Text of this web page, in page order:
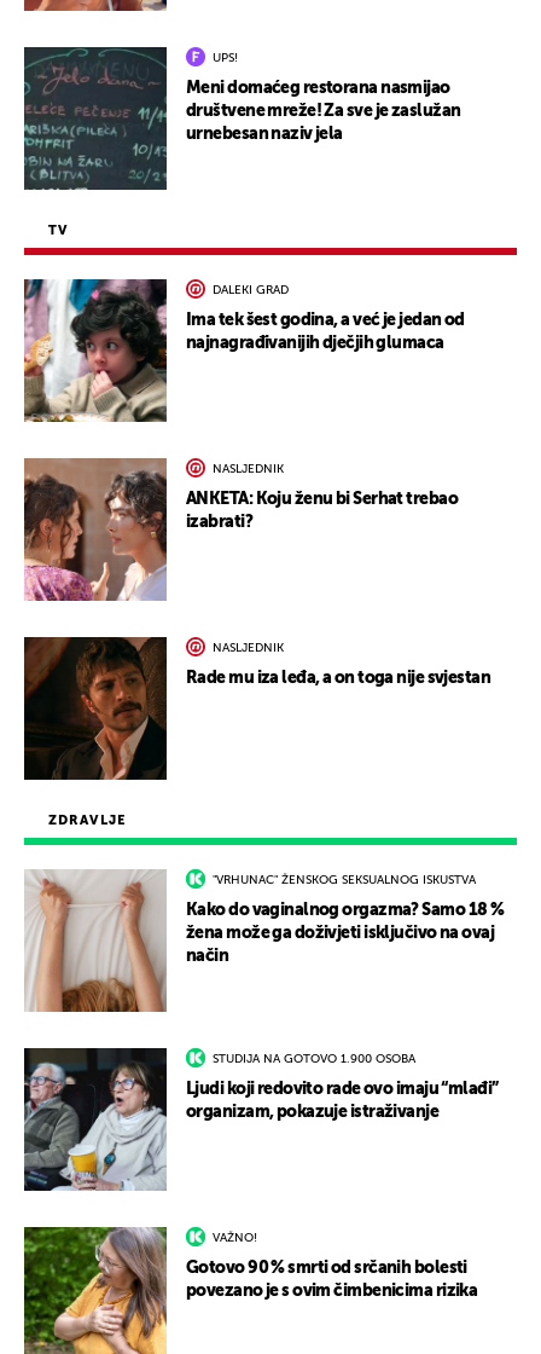
ZDRAVLJE
"VRHUNAC" ŽENSKOG SEKSUALNOG ISKUSTVA
Kako do vaginalnog orgazma? Samo 18 %
žena može ga doživjeti isključivo na ovaj
način
STUDIJA NA GOTOVO 1.900 OSOBA
Ljudi koji redovito rade ovo imaju “mlađi”
organizam, pokazuje istraživanje
VAŽNO!
Gotovo 90 % smrti od srčanih bolesti
povezano je s ovim čimbenicima rizika
UPS!
Meni domaćeg restorana nasmijao
društvene mreže! Za sve je zaslužan
urnebesan naziv jela
TV
DALEKI GRAD
Ima tek šest godina, a već je jedan od
najnagrađivanijih dječjih glumaca
NASLJEDNIK
ANKETA: Koju ženu bi Serhat trebao
izabrati?
NASLJEDNIK
Rade mu iza leđa, a on toga nije svjestan